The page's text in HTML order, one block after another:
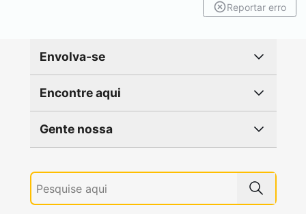
Reportar erro
Envolva-se
Encontre aqui
Gente nossa